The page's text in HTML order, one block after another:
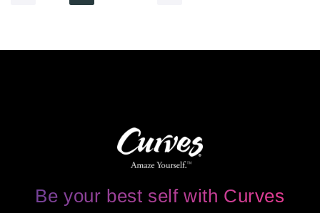
Be your best self with Curves